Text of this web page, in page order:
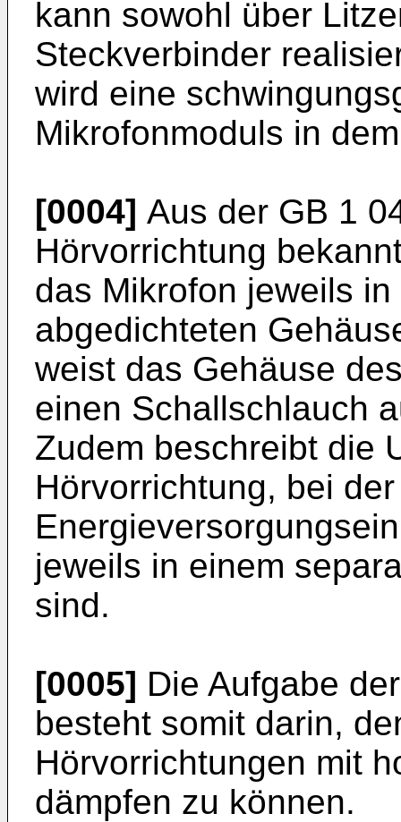
kann sowohl über
Steckverbinder
wird eine
Mikrofonmoduls in
[0004] Aus der GB 1
Hörvorrichtung
das Mikrofon jeweils
abgedichteten
weist das Gehäuse
einen Schallschlauch
Zudem beschreibt die
Hörvorrichtung, bei
jeweils in einem
sind.
[0005] Die Aufgabe
besteht somit darin,
Hörvorrichtungen mit
dämpfen zu können.